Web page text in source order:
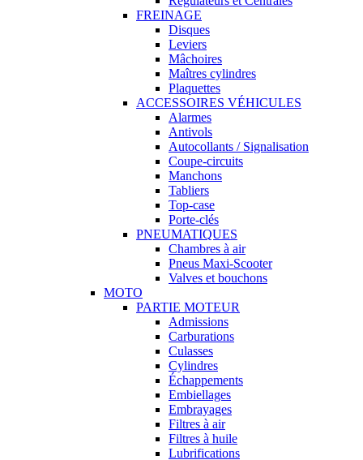
FREINAGE
Disques
Leviers
Mâchoires
Maîtres cylindres
Plaquettes
ACCESSOIRES VÉHICULES
Alarmes
Antivols
Autocollants / Signalisation
Coupe-circuits
Manchons
Tabliers
Top-case
Porte-clés
PNEUMATIQUES
Chambres à air
Pneus Maxi-Scooter
Valves et bouchons
MOTO
PARTIE MOTEUR
Admissions
Carburations
Culasses
Cylindres
Échappements
Embiellages
Embrayages
Filtres à air
Filtres à huile
Lubrifications